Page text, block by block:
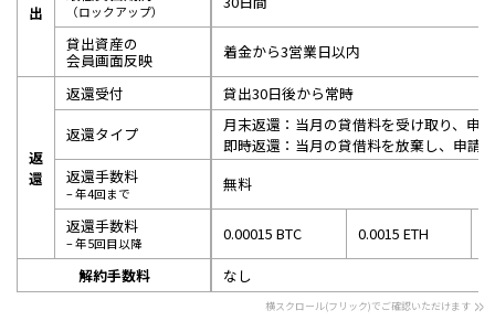
横スクロール(フリック)でご確認いただけます >>
出
（ロックアップ）
貸出資産の
会員画面反映
返
還
返還受付
返還タイプ
返還手数料
– 年4回まで
返還手数料
– 年5回目以降
解約手数料
着金から3営業日以内
貸出30日後から常時
月末返還：当月の貸借料を受け取り、申
即時返還：当月の貸借料を放棄し、申
無料
0.00015 BTC 0.0015 ETH
なし